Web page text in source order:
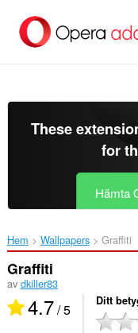
brödtexten
These
for
Hämta
Hem Wallpapers Graffiti‎
Graffiti
av dkiller83
4.7/ 5 Ditt